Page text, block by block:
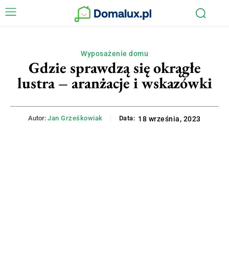
Wyposażenie domu
Gdzie sprawdzą się okrągłe
lustra – aranżacje i wskazówki
Autor: Jan Grześkowiak Data: 18 września, 2023